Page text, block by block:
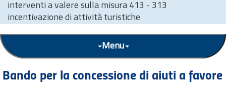
interventi a valere sulla misura 413 - 313
incentivazione di attività turistiche
Menu
Bando per la concessione di aiuti a favore